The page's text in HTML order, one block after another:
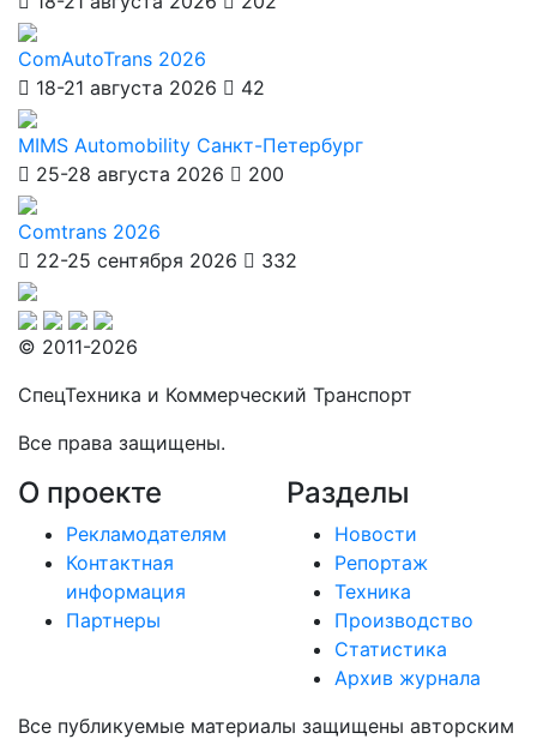
ComAutoTrans 2026
18-21 августа 2026
42
MIMS Automobility Санкт-Петербург
25-28 августа 2026
200
Comtrans 2026
22-25 сентября 2026
332
© 2011-2026
СпецТехника и Коммерческий Транспорт
Все права защищены.
О проекте
Рекламодателям
Контактная
информация
Партнеры
Разделы
Новости
Репортаж
Техника
Производство
Статистика
Архив журнала
Все публикуемые материалы защищены авторским